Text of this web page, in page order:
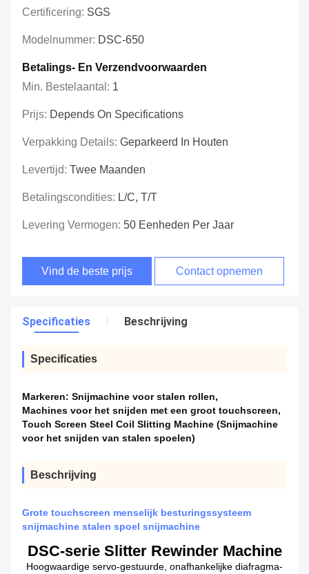
Certificering: SGS
Modelnummer: DSC-650
Betalings- En Verzendvoorwaarden
Min. Bestelaantal: 1
Prijs: Depends On Specifications
Verpakking Details: Geparkeerd In Houten
Levertijd: Twee Maanden
Betalingscondities: L/C, T/T
Levering Vermogen: 50 Eenheden Per Jaar
Vind de beste prijs Contact opnemen
Specificaties Beschrijving
Specificaties
Markeren: Snijmachine voor stalen rollen,
Machines voor het snijden met een groot touchscreen,
Touch Screen Steel Coil Slitting Machine (Snijmachine
voor het snijden van stalen spoelen)
Beschrijving
Grote touchscreen menselijk besturingssysteem
snijmachine stalen spoel snijmachine
DSC-serie Slitter Rewinder Machine
Hoogwaardige servo-gestuurde, onafhankelijke diafragma-